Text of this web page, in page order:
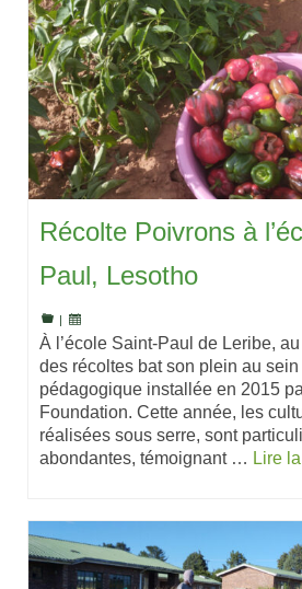
Récolte Poivrons à
Paul, Lesotho
|
À l’école Saint-Paul de Leribe,
des récoltes bat son plein au
pédagogique installée en 2015
Foundation. Cette année, les
réalisées sous serre, sont
abondantes, témoignant … Lire